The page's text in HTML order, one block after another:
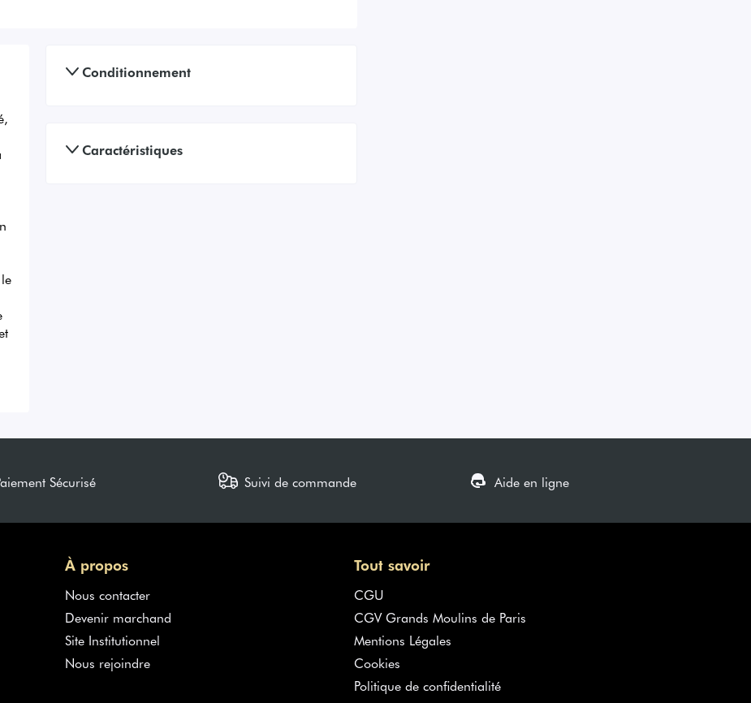
Conditionnement
Caractéristiques
Sécurisé Suivi de commande Aide en ligne
À propos
Nous contacter
Devenir marchand
Site Institutionnel
Nous rejoindre
Tout savoir
CGU
CGV Grands Moulins de Paris
Mentions Légales
Cookies
Politique de confidentialité